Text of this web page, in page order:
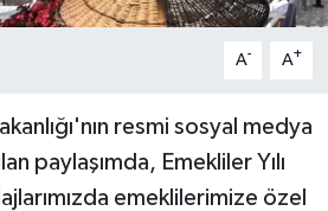
A- A+
resmi sosyal medya
paylaşımda, Emekliler Yılı
emeklilerimize özel